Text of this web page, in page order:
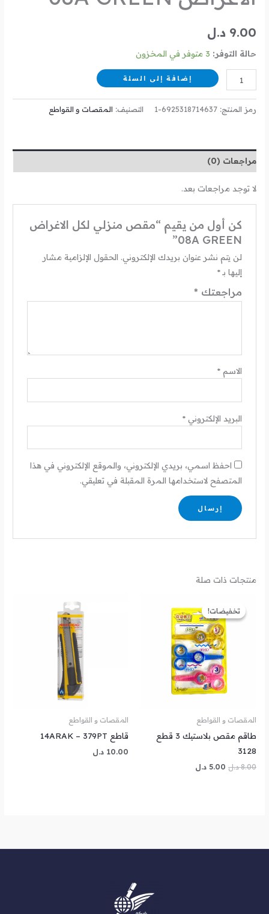
9.00 د.ل
حالة التوفر: 3 متوفر في المخزون
إضافة إلى السلة
رمز المنتج:6925318714637-1 التصنيف: المقصات و القواطع
مراجعات (0)
لا توجد مراجعات بعد.
كن أول من يقيم “مقص منزلي لكل الاغراض
08A GREEN”
لن يتم نشر عنوان بريدك الإلكتروني. الحقول الإلزامية مشار
إليها بـ*
مراجعتك *
الاسم *
البريد الإلكتروني *
احفظ اسمي، بريدي الإلكتروني، والموقع الإلكتروني في هذا
المتصفح لاستخدامها المرة المقبلة في تعليقي.
منتجات ذات صلة
تخفيضات!
تخفيضات!
المقصات و القواطع
طاقم مقص بلاستيك 3 قطع
3128
8.00 د.ل
الأصلي
هو:
8.00 د.ل.
5.00 د.ل
الحالي
هو:
5.00 د.ل.
المقصات و القواطع
قاطع 14ARAK – 379PT
10.00 د.ل